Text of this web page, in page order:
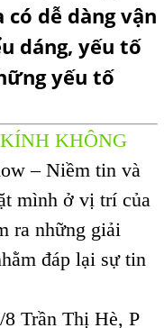
dễ dàng vận
dáng, yếu tố
yếu tố
KHÔNG
– Niềm tin và
mình ở vị trí của
ra những giải
đáp lại sự tin
Trần Thị Hè, P